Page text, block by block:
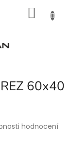
60x40
hodnocení